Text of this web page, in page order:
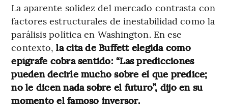
La aparente solidez del mercado contrasta con
factores estructurales de inestabilidad como la
parálisis política en Washington. En ese
contexto,la cita de Buffett elegida como
epígrafe cobra sentido: “Las predicciones
pueden decirle mucho sobre el que predice;
no le dicen nada sobre el futuro”, dijo en su
momento el famoso inversor.